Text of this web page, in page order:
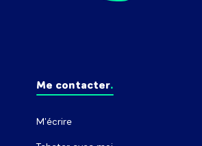
Me contacter
M'écrire